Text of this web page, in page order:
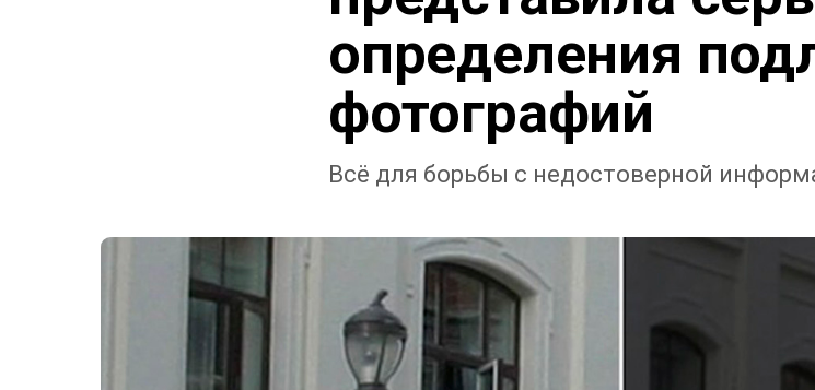
определения
фотографий
Всё для борьбы с недостоверной